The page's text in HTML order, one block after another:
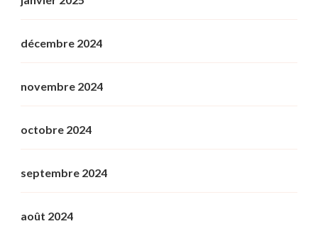
décembre 2024
novembre 2024
octobre 2024
septembre 2024
août 2024